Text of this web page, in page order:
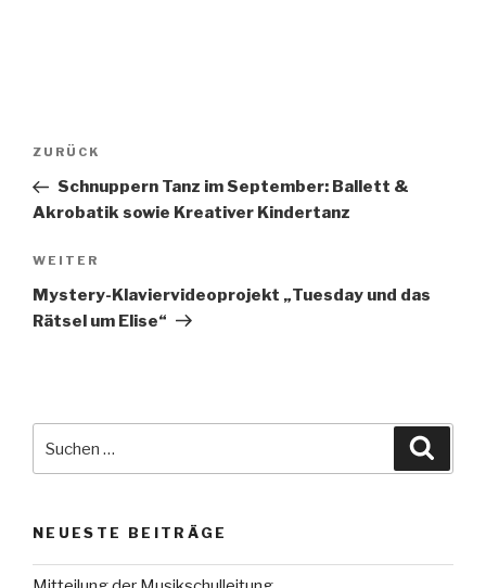
Beitrags-
Vorheriger
Beitrag
ZURÜCK
Schnuppern Tanz im September: Ballett &
Akrobatik sowie Kreativer Kindertanz
Nächster
Beitrag
WEITER
Mystery-Klaviervideoprojekt „Tuesday und das
Rätsel um Elise“
nach:
NEUESTE BEITRÄGE